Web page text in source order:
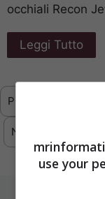
occhiali Recon
Leggi Tutto
Previous
Next
use your